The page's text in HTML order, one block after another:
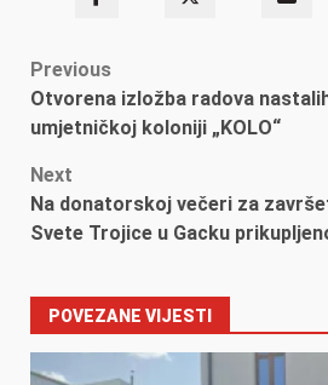
Post
navigation
Previous
Otvorena izložba radova
umjetničkoj koloniji „KOLO“
Next
Na donatorskoj večeri za
Svete Trojice u Gacku
POVEZANE VIJESTI